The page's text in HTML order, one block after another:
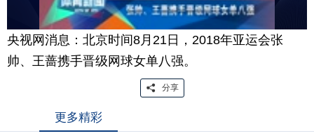
央视网消息：北京时间8月21日，2018年亚运会张
帅、王蔷携手晋级网球女单八强。
分享
更多精彩